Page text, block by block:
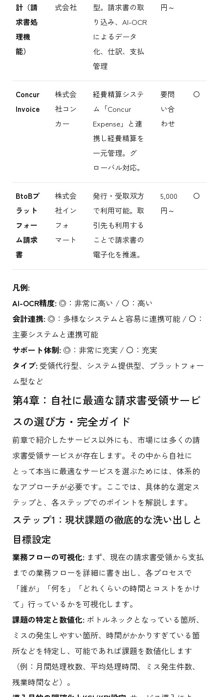
計（請
求書処
理機
能）
式会社
型。請求書の取
り込み、AI-OCR
によるデータ
化、仕訳、支払
管理
円～
Concur
Invoice
株式会
社コン
カー
経費精算システ
ム「Concur
Expense」と連
携し経費精算を
一元管理。グ
ローバル対応。
要問
い合
わせ
〇
BtoBプ
ラット
フォー
ム請求
書
株式会
社イン
フォ
マート
発行・受取双方
で利用可能。取
引先も利用する
ことで請求書の
電子化を推進。
5,000
円～
〇
凡例:
AI-OCR精度: ◎：非常に高い / 〇：高い
会計連携: ◎：多様なシステムと容易に連携可能 / 〇：
主要システムと連携可能
サポート体制: ◎：非常に充実 / 〇：充実
タイプ: 受領代行型、システム提供型、プラットフォー
ム型など
第4章：自社に最適な請求書受領サービ
スの選び方・完全ガイド
前章で紹介したサービス以外にも、市場には多くの請
求書受領サービスが存在します。その中から自社に
とって本当に最適なサービスを選ぶためには、体系的
なアプローチが必要です。ここでは、具体的な選定ス
テップと、各ステップでのポイントを解説します。
ステップ1：現状課題の徹底的な洗い出しと
目標設定
業務フローの可視化: まず、現在の請求書受領から支払
までの業務フローを詳細に書き出し、各プロセスで
「誰が」「何を」「どれくらいの時間とコストをかけ
て」行っているかを可視化します。
課題の特定と数値化: ボトルネックとなっている箇所、
ミスの発生しやすい箇所、時間がかかりすぎている箇
所などを特定し、可能であれば課題を数値化します
（例：月間処理枚数、平均処理時間、ミス発生件数、
残業時間など）。